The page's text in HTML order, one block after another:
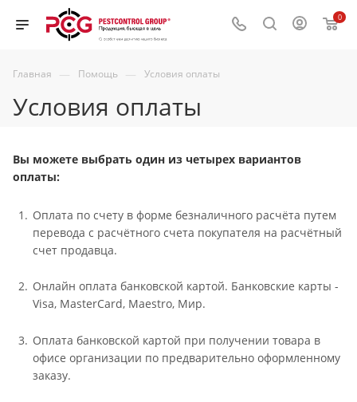
0
Главная — Помощь — Условия оплаты
Условия оплаты
Вы можете выбрать один из четырех вариантов
оплаты:
Оплата по счету в форме безналичного расчёта путем
перевода с расчётного счета покупателя на расчётный
счет продавца.
Онлайн оплата банковской картой. Банковские карты -
Visa, MasterCard, Maestro, Мир.
Оплата банковской картой при получении товара в
офисе организации по предварительно оформленному
заказу.